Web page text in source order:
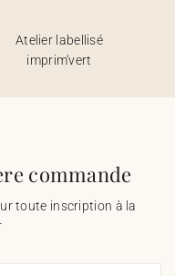
Atelier labellisé
imprim'vert
commande
toute inscription à la